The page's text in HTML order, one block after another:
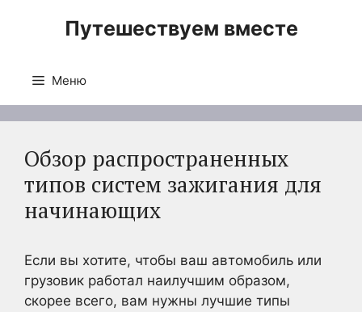
Путешествуем вместе
Меню
Обзор распространенных
типов систем зажигания для
начинающих
Если вы хотите, чтобы ваш автомобиль или
грузовик работал наилучшим образом,
скорее всего, вам нужны лучшие типы